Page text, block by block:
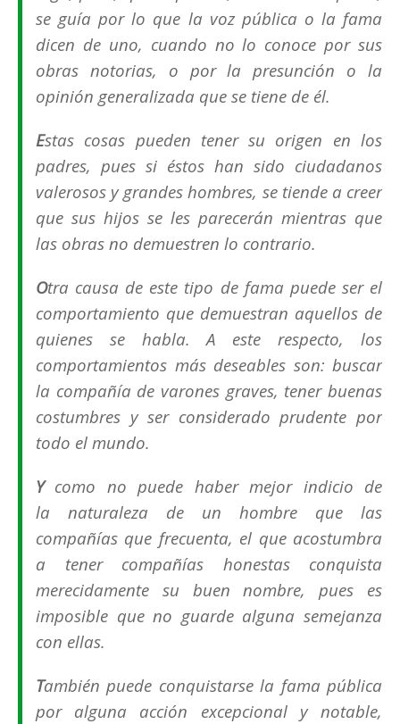
se guía por lo que la voz pública o la fama
dicen de uno, cuando no lo conoce por sus
obras notorias, o por la presunción o la
opinión generalizada que se tiene de él.
Estas cosas pueden tener su origen en los
padres, pues si éstos han sido ciudadanos
valerosos y grandes hombres, se tiende a creer
que sus hijos se les parecerán mientras que
las obras no demuestren lo contrario.
Otra causa de este tipo de fama puede ser el
comportamiento que demuestran aquellos de
quienes se habla. A este respecto, los
comportamientos más deseables son: buscar
la compañía de varones graves, tener buenas
costumbres y ser considerado prudente por
todo el mundo.
Ycomo no puede haber mejor indicio de
la naturaleza de un hombre que las
compañías que frecuenta, el que acostumbra
a tener compañías honestas conquista
merecidamente su buen nombre, pues es
imposible que no guarde alguna semejanza
con ellas.
También puede conquistarse la fama pública
por alguna acción excepcional y notable,